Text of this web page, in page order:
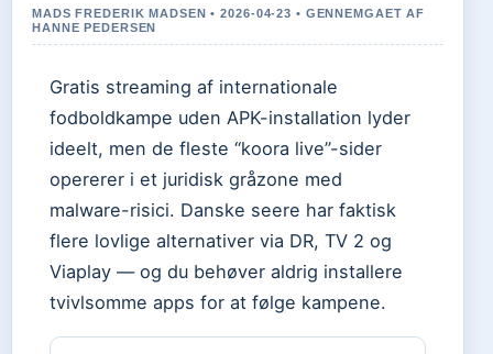
MADS FREDERIK MADSEN • 2026-04-23 • GENNEMGAET AF
HANNE PEDERSEN
Gratis streaming af internationale
fodboldkampe uden APK-installation lyder
ideelt, men de fleste “koora live”-sider
opererer i et juridisk gråzone med
malware-risici. Danske seere har faktisk
flere lovlige alternativer via DR, TV 2 og
Viaplay — og du behøver aldrig installere
tvivlsomme apps for at følge kampene.